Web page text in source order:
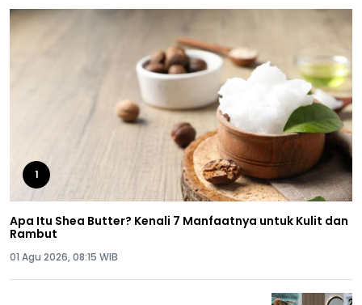
1
Apa Itu Shea Butter? Kenali 7 Manfaatnya untuk Kulit dan
Rambut
01 Agu 2026, 08:15 WIB